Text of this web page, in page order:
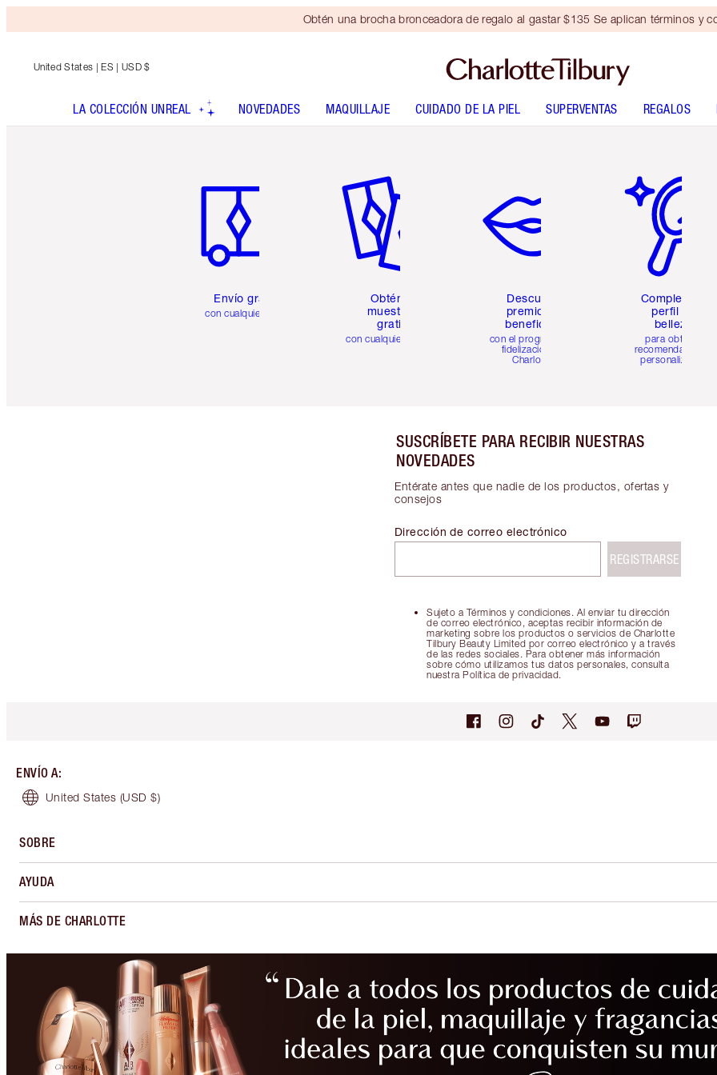
Obtén una brocha bronceadora de regalo al gastar $135 Se aplican términos y
United States | ES | USD $
LA COLECCIÓN UNREAL NOVEDADES MAQUILLAJE CUIDADO DE LA PIEL SUPERVENTAS REGALOS
Envío gratuito
con cualquier pedido
Obtén 2
muestras
gratis
con cualquier pedido
Descubre
premios y
beneficios
con el programa de
fidelización de
Charlotte
Completa tu
perfil de
belleza
para obtener
recomendaciones
personalizadas
SUSCRÍBETE PARA RECIBIR NUESTRAS
NOVEDADES
Entérate antes que nadie de los productos, ofertas y
consejos
Sujeto a Términos y condiciones. Al enviar tu dirección
de correo electrónico, aceptas recibir información de
marketing sobre los productos o servicios de Charlotte
Tilbury Beauty Limited por correo electrónico y a través
de las redes sociales. Para obtener más información
sobre cómo utilizamos tus datos personales, consulta
nuestra Política de privacidad.
Dirección de correo electrónico
REGISTRARSE
ENVÍO A:
United States (USD $)
SOBRE
AYUDA
MÁS DE CHARLOTTE